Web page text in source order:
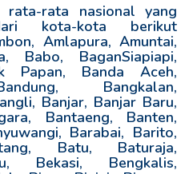
rata nasional yang
kota-kota berikut
Amlapura, Amuntai,
Babo, BaganSiapiapi,
Papan, Banda Aceh,
Bangkalan,
Banjar, Banjar Baru,
Bantaeng, Banten,
Barabai, Barito,
Batu, Baturaja,
Bekasi, Bengkalis,